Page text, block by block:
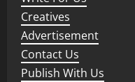
Creatives
Advertisement
Contact Us
Publish With Us